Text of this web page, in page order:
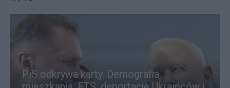
PiS odkrywa karty. Demografia,